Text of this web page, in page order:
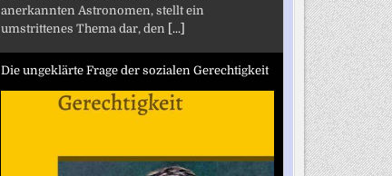
anerkannten Astronomen, stellt ein
umstrittenes Thema dar, den [...]
Die ungeklärte Frage der sozialen Gerechtigkeit